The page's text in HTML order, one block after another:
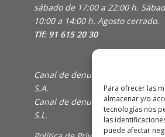
Para ofrecer las
almacenar y/o
tecnologías nos
las
puede afectar
sábado de 17:00 a 22:00 h.
10:00 a 14:00 h. Agosto cerrado.
Tlf: 91 615 20 30
Canal de denuncias de
S.A.
Canal de denuncias de En Clave
S.L.